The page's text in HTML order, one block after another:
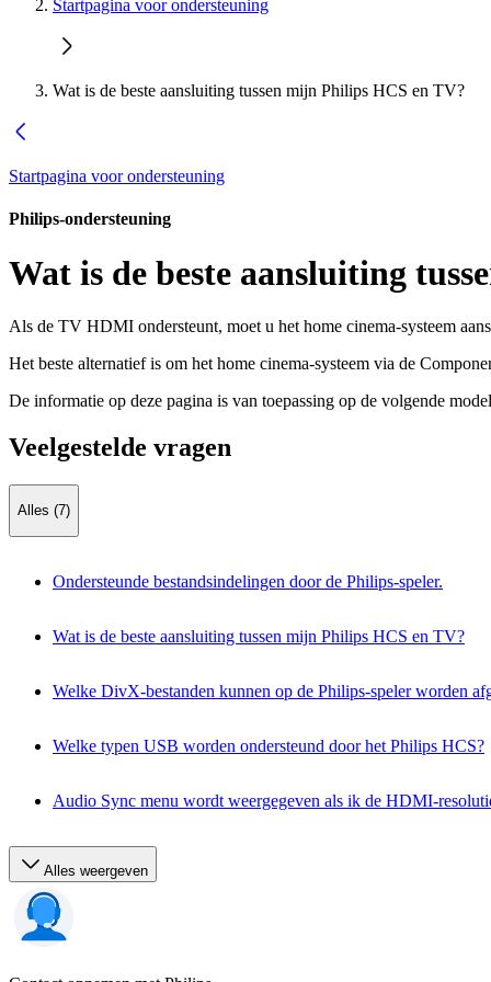
Startpagina voor ondersteuning
Wat is de beste aansluiting tussen mijn Philips HCS en TV?
Startpagina voor ondersteuning
Philips-ondersteuning
Wat is de beste aansluiting
Als de TV HDMI ondersteunt, moet u het home cinema-systeem
Het beste alternatief is om het home cinema-systeem via de
De informatie op deze pagina is van toepassing op de volgende
Veelgestelde vragen
Alles (7)
Ondersteunde bestandsindelingen door de Philips-speler.
Wat is de beste aansluiting tussen mijn Philips HCS en TV?
Welke DivX-bestanden kunnen op de Philips-speler worden
Welke typen USB worden ondersteund door het Philips HCS?
Audio Sync menu wordt weergegeven als ik de HDMI-
Alles weergeven